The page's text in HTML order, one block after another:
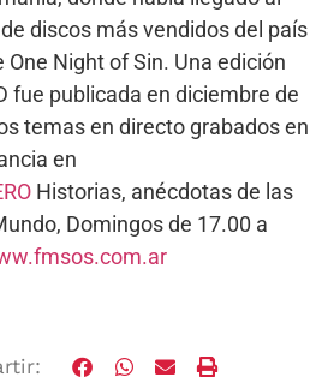
discos más vendidos del país
Night of Sin. Una edición
fue publicada en diciembre de
temas en directo grabados en
en
Historias, anécdotas de las
Domingos de 17.00 a